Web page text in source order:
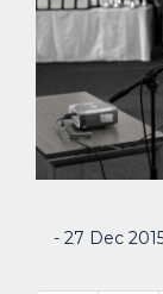
- 27 Dec